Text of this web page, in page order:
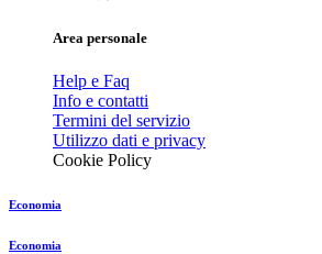
Area personale
Help e Faq
Info e contatti
Termini del servizio
Utilizzo dati e privacy
Cookie Policy
Economia
Economia